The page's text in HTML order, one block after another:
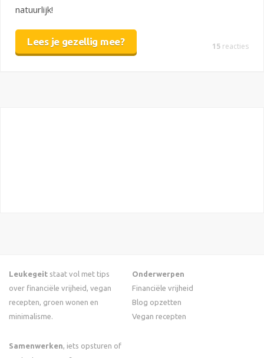
natuurlijk!
Lees je gezellig mee? 15 reacties
Leukegeit staat vol met tips
over financiële vrijheid, vegan
recepten, groen wonen en
minimalisme.
Samenwerken, iets opsturen of
Onderwerpen
Financiële vrijheid
Blog opzetten
Vegan recepten